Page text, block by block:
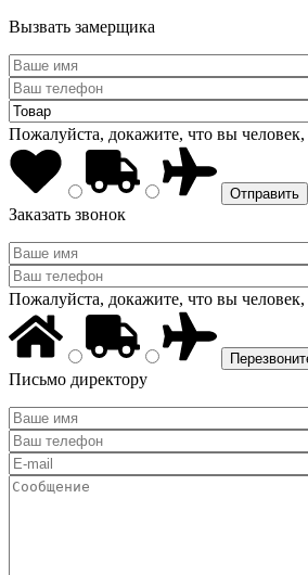
Вызвать замерщика
Пожалуйста, докажите, что вы
Заказать звонок
Пожалуйста, докажите, что вы
Письмо директору